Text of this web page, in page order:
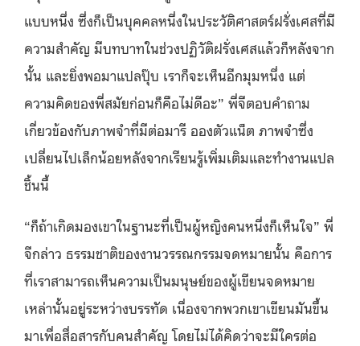
แบบหนึ่ง ซึ่งก็เป็นบุคคลหนึ่งในประวัติศาสตร์ฝรั่งเศสที่มี
ความสำคัญ มีบทบาทในช่วงปฏิวัติฝรั่งเศสแล้วก็หลังจาก
นั้น และยิ่งพอมาแปลปุ๊บ เราก็จะเห็นอีกมุมหนึ่ง แต่
ความคิดของพี่สมัยก่อนก็คือไม่ดีอะ” พี่จีตอบคำถาม
เกี่ยวข้องกับภาพจำที่มีต่อมารี อองตัวแน็ต ภาพจำซึ่ง
เปลี่ยนไปเล็กน้อยหลังจากเรียนรู้เพิ่มเติมและทำงานแปล
ชิ้นนี้
“ก็ถ้าเกิดมองเขาในฐานะที่เป็นผู้หญิงคนหนึ่งก็เห็นใจ” พี่
จีกล่าว ธรรมชาติของงานวรรณกรรมจดหมายนั้น คือการ
ที่เราสามารถเห็นความเป็นมนุษย์ของผู้เขียนจดหมาย
เหล่านั้นอยู่ระหว่างบรรทัด เนื่องจากพวกเขาเขียนมันขึ้น
มาเพื่อสื่อสารกับคนสำคัญ โดยไม่ได้คิดว่าจะมีใครต่อ